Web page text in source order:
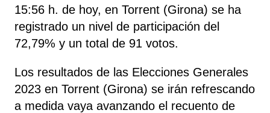
15:56 h. de hoy, en Torrent (Girona) se ha
registrado un nivel de participación del
72,79% y un total de 91 votos.
Los resultados de las Elecciones Generales
2023 en Torrent (Girona) se irán refrescando
a medida vaya avanzando el recuento de